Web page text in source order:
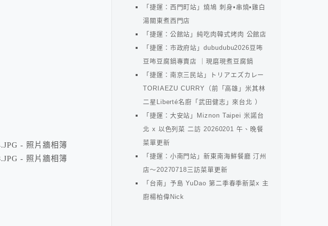
「捷運：西門町站」燒鳩 刺身•串燒•雞白
湯關東煮西門店
「捷運：公館站」純吃肉韓式烤肉 公館店
「捷運：市政府站」dubudubu2026豆咘
豆咘豆腐鍋專賣店 ｜現磨現煮豆腐鍋
「捷運：南京三民站」トリアエズカレー
TORIAEZU CURRY（前「高雄」米其林
二星Liberté名廚「武田健志」來台北 ）
「捷運：大安站」Miznon Taipei 米諾台
北 x 以色列菜 二訪 20260201 午、晚餐
菜單更新
「捷運：小南門站」新東南海鮮餐廳 汀州
店～20270718三訪菜單更新
「台南」予島 YuDao 第二季春季新菜x 主
廚楊柏偉Nick